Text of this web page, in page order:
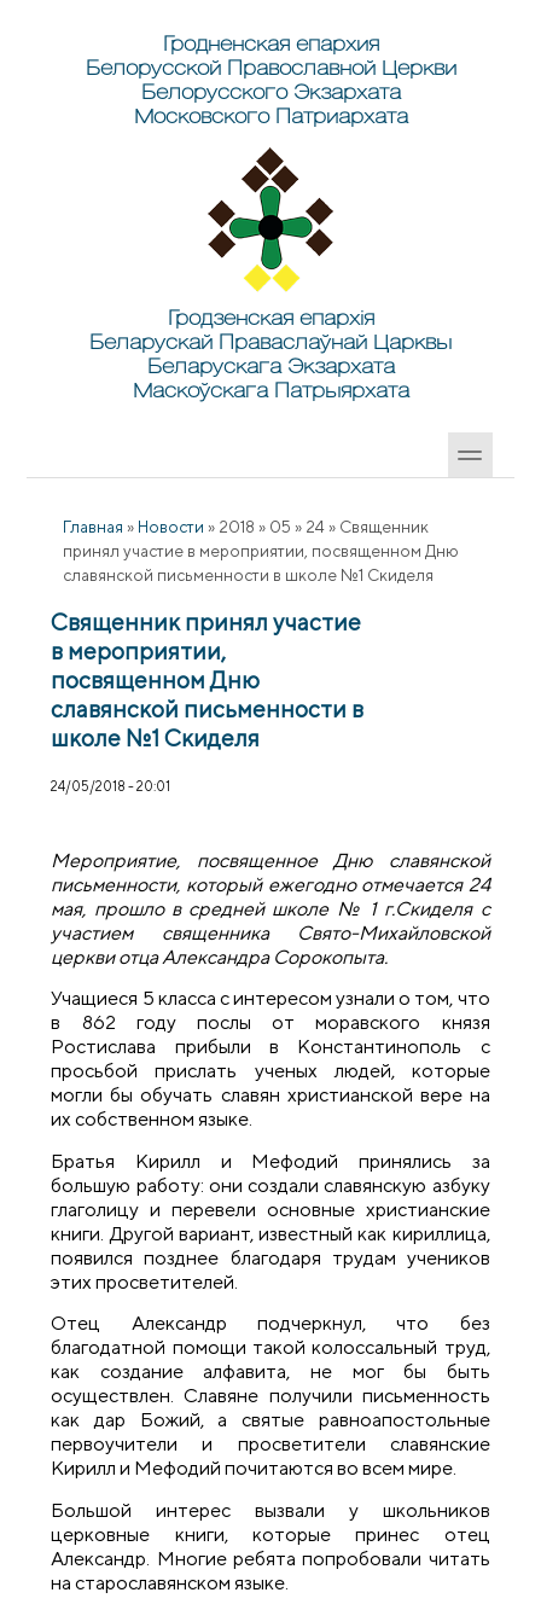
Гродненская епархия
Белорусской Православной Церкви
Белорусского Экзархата
Московского Патриархата
Гродзенская епархія
Беларускай Праваслаўнай Царквы
Беларускага Экзархата
Маскоўскага Патрыярхата
Главная » Новости » 2018 » 05 » 24 » Священник
принял участие в мероприятии, посвященном Дню
славянской письменности в школе №1 Скиделя
Священник принял участие
в мероприятии,
посвященном Дню
славянской письменности в
школе №1 Скиделя
24/05/2018 - 20:01
Мероприятие, посвященное Дню славянской
письменности, который ежегодно отмечается 24
мая, прошло в средней школе № 1 г.Скиделя с
участием священника Свято-Михайловской
церкви отца Александра Сорокопыта.
Учащиеся 5 класса с интересом узнали о том, что
в 862 году послы от моравского князя
Ростислава прибыли в Константинополь с
просьбой прислать ученых людей, которые
могли бы обучать славян христианской вере на
их собственном языке.
Братья Кирилл и Мефодий принялись за
большую работу: они создали славянскую азбуку
глаголицу и перевели основные христианские
книги. Другой вариант, известный как кириллица,
появился позднее благодаря трудам учеников
этих просветителей.
Отец Александр подчеркнул, что без
благодатной помощи такой колоссальный труд,
как создание алфавита, не мог бы быть
осуществлен. Славяне получили письменность
как дар Божий, а святые равноапостольные
первоучители и просветители славянские
Кирилл и Мефодий почитаются во всем мире.
Большой интерес вызвали у школьников
церковные книги, которые принес отец
Александр. Многие ребята попробовали читать
на старославянском языке.